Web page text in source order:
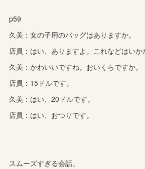
p59
久美：女の子用のバッグはありますか。
店員：はい、ありますよ。これなどはいか
久美：かわいいですね。おいくらですか。
店員：15ドルです。
久美：はい、20ドルです。
店員：はい、おつりです。
スムーズすぎる会話。